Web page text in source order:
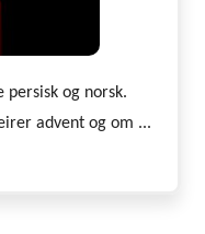
persisk og norsk.
advent og om ...